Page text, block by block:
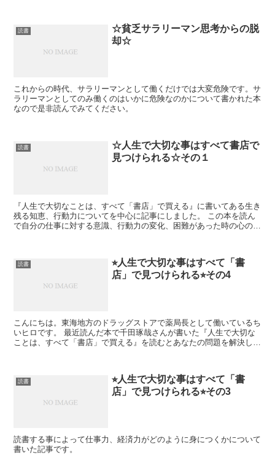
読書
☆貧乏サラリーマン思考からの脱
却☆
これからの時代、サラリーマンとして働くだけでは大変危険です。サ
ラリーマンとしてのみ働くのはいかに危険なのかについて書かれた本
なので是非読んでみてください。
読書
☆人生で大切な事はすべて書店で
見つけられる☆その１
『人生で大切なことは、すべて「書店」で買える』に書いてある生き
残る知恵、行動力についてを中心に記事にしました。 この本を読ん
で自分の仕事に対する意識、行動力の変化、困難があった時の心の支
読書
⭐︎人生で大切な事はすべて「書
店」で見つけられる⭐︎その4
こんにちは。東海地方のドラッグストアで薬局長として働いているち
いヒロです。 最近読んだ本で千田琢哉さんが書いた『人生で大切な
ことは、すべて「書店」で買える』を読むとあなたの問題を解決して
読書
⭐︎人生で大切な事はすべて「書
店」で見つけられる⭐︎その3
読書する事によって仕事力、経済力がどのように身につくかについて
書いた記事です。